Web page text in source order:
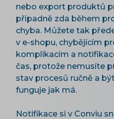
nebo export produktů
případně zda během
chyba. Můžete tak
v e-shopu, chybějícím
komplikacím a
čas, protože nemusíte
stav procesů ručně a
funguje jak má.
Notifikace si v Conviu